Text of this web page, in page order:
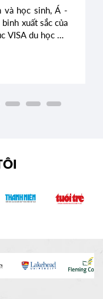
và học sinh, Á -
xuất sắc của
VISA du học Úc